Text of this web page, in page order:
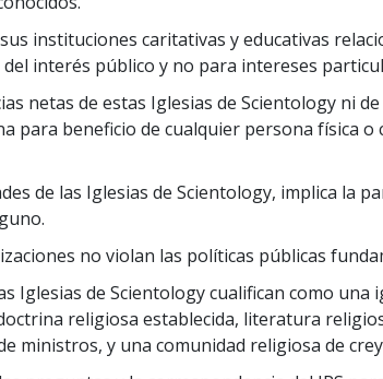
instituciones caritativas y educativas
interés público y no para intereses
netas de estas Iglesias de Scientology ni
para beneficio de cualquier persona física o
de las Iglesias de Scientology, implica la
no violan las políticas públicas
Iglesias de Scientology cualifican como una
religiosa establecida, literatura
ministros, y una comunidad religiosa de